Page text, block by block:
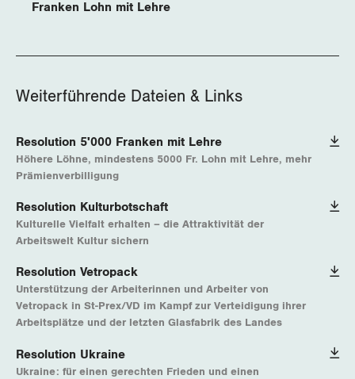
Franken Lohn mit Lehre
Weiterführende Dateien & Links
Resolution 5'000 Franken mit Lehre
Höhere Löhne, mindestens 5000 Fr. Lohn mit Lehre, mehr
Prämienverbilligung
Resolution Kulturbotschaft
Kulturelle Vielfalt erhalten – die Attraktivität der
Arbeitswelt Kultur sichern
Resolution Vetropack
Unterstützung der Arbeiterinnen und Arbeiter von
Vetropack in St-Prex/VD im Kampf zur Verteidigung ihrer
Arbeitsplätze und der letzten Glasfabrik des Landes
Resolution Ukraine
Ukraine: für einen gerechten Frieden und einen